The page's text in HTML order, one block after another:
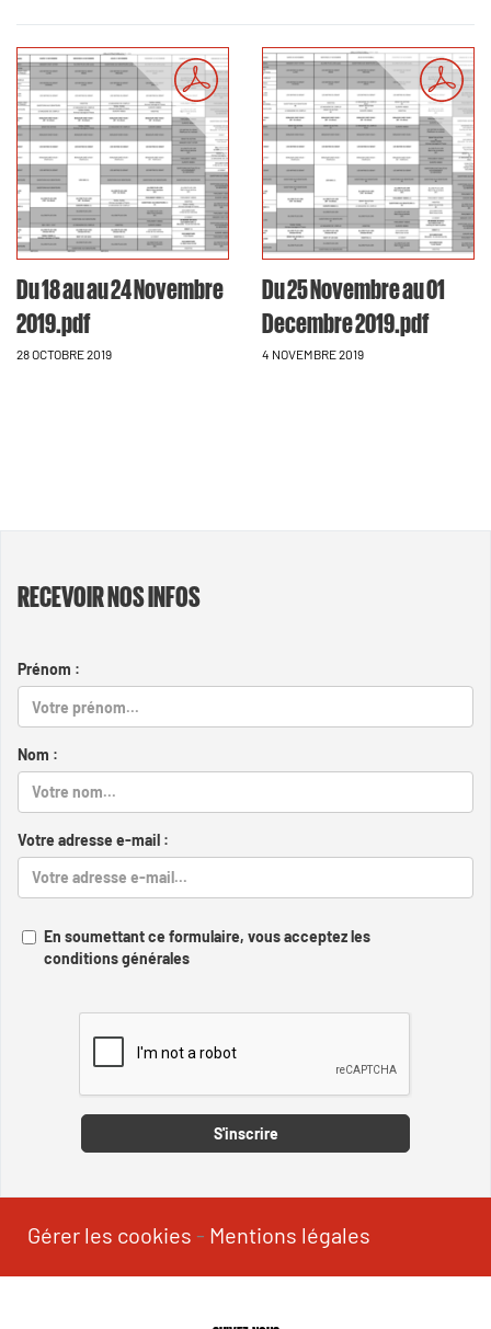
Du 18 au au 24 Novembre
2019.pdf
28 OCTOBRE 2019
Du 25 Novembre au 01
Decembre 2019.pdf
4 NOVEMBRE 2019
RECEVOIR NOS INFOS
Prénom :
Nom :
Votre adresse e-mail :
En soumettant ce formulaire, vous acceptez les
conditions générales
S'inscrire
Gérer les cookies - Mentions légales